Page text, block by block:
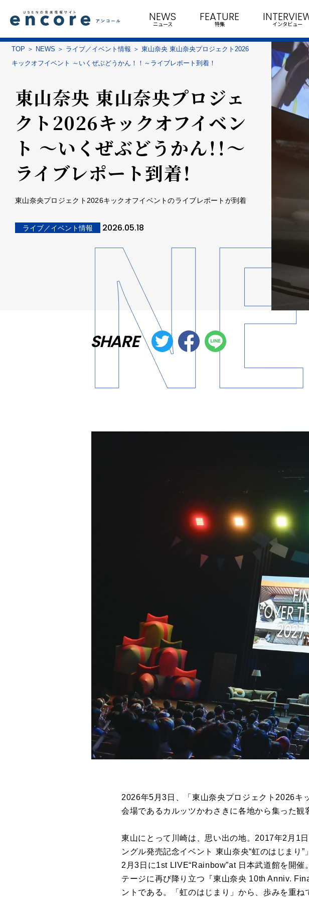
NEWS
ニュース
FEATURE
特集 インタビュー
TOP NEWS ライブ／イベント情報
東山奈央 東山奈央プロジェクト2026
キックオフイベント ～いくぜぶどうかん！！～ライブレポート到着！
東山奈央 東山奈央プロジェ
クト2026キックオフイベン
ト ～いくぜぶどうかん！！～
ライブレポート到着！
東山奈央プロジェクト2026キックオフイベントのライブレポートが到着
ライブ／イベント情報 2026.05.18
SHARE
2026年5月3日、「東山奈央プロジェクト2026キ
会場であるカルッツかわさきに各地から集った観
東山にとって川崎は、思い出の地。2017年2月1
ングル発売記念イベント 東山奈央“虹のはじまり
2月3日に1st LIVE“Rainbow”at 日本武道館を開
テージに再び降り立つ『東山奈央 10th Anniv.
ントである。「虹のはじまり」から、歩みを重